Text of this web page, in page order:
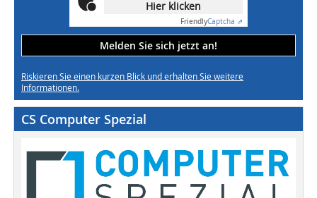
Hier klicken
FriendlyCaptcha ⇗
Melden Sie sich jetzt an!
Riskieren Sie einen kurzen Blick und erhalten Sie weitere
Informationen.
CS Computer Spezial